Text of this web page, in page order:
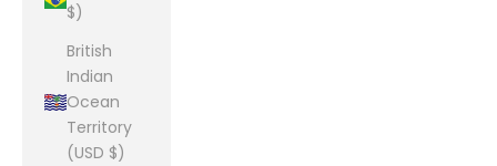
$)
British
Indian
Ocean
Territory
(USD $)